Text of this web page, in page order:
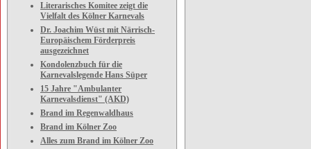
Literarisches Komitee zeigt die
Vielfalt des Kölner Karnevals
Dr. Joachim Wüst mit Närrisch-
Europäischem Förderpreis
ausgezeichnet
Kondolenzbuch für die
Karnevalslegende Hans Süper
15 Jahre "Ambulanter
Karnevalsdienst" (AKD)
Brand im Regenwaldhaus
Brand im Kölner Zoo
Alles zum Brand im Kölner Zoo